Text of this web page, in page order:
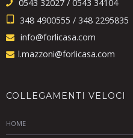
0543 32027 / 0543 34104
348 4900555 / 348 2295835
info@forlicasa.com
l.mazzoni@forlicasa.com
COLLEGAMENTI VELOCI
HOME